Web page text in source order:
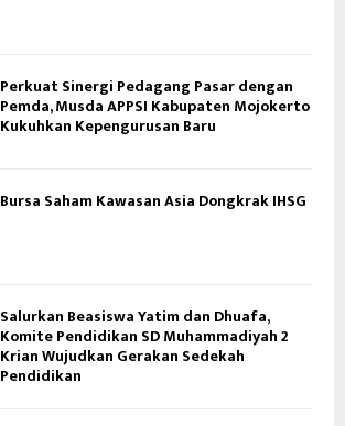
Perkuat Sinergi Pedagang Pasar dengan
Pemda, Musda APPSI Kabupaten Mojokerto
Kukuhkan Kepengurusan Baru
Bursa Saham Kawasan Asia Dongkrak IHSG
Salurkan Beasiswa Yatim dan Dhuafa,
Komite Pendidikan SD Muhammadiyah 2
Krian Wujudkan Gerakan Sedekah
Pendidikan